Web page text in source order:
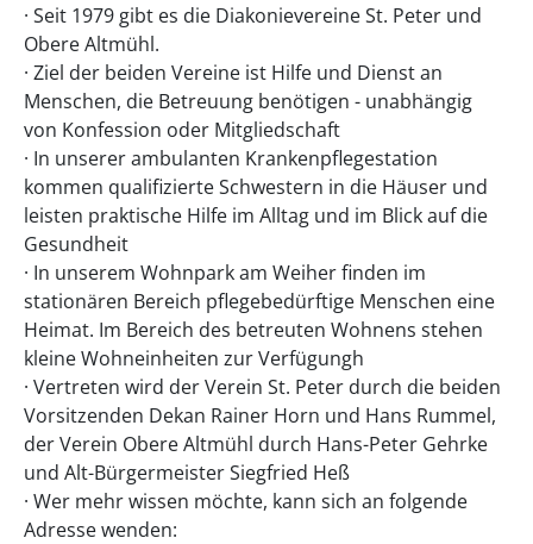
· Seit 1979 gibt es die Diakonievereine St. Peter und
Obere Altmühl.
· Ziel der beiden Vereine ist Hilfe und Dienst an
Menschen, die Betreuung benötigen - unabhängig
von Konfession oder Mitgliedschaft
· In unserer ambulanten Krankenpflegestation
kommen qualifizierte Schwestern in die Häuser und
leisten praktische Hilfe im Alltag und im Blick auf die
Gesundheit
· In unserem Wohnpark am Weiher finden im
stationären Bereich pflegebedürftige Menschen eine
Heimat. Im Bereich des betreuten Wohnens stehen
kleine Wohneinheiten zur Verfügungh
· Vertreten wird der Verein St. Peter durch die beiden
Vorsitzenden Dekan Rainer Horn und Hans Rummel,
der Verein Obere Altmühl durch Hans-Peter Gehrke
und Alt-Bürgermeister Siegfried Heß
· Wer mehr wissen möchte, kann sich an folgende
Adresse wenden: